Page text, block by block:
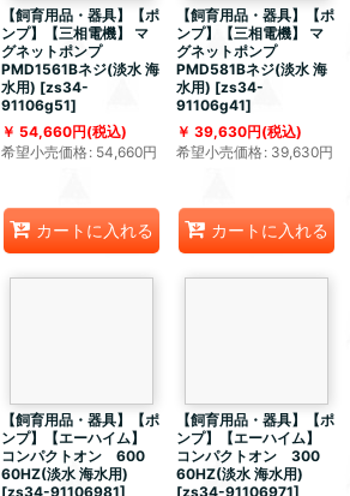
【飼育用品・器具】【ポ
ンプ】【三相電機】 マ
グネットポンプ
PMD1561Bネジ(淡水 海
水用) [zs34-
91106g51]
54,660円(税込)
希望小売価格: 54,660円
カートに入れる
【飼育用品・器具】【ポ
ンプ】【三相電機】 マ
グネットポンプ
PMD581Bネジ(淡水 海
水用) [zs34-
91106g41]
39,630円(税込)
希望小売価格: 39,630円
カートに入れる
【飼育用品・器具】【ポ
ンプ】【エーハイム】
コンパクトオン 600
60HZ(淡水 海水用)
[zs34-91106981]
【飼育用品・器具】【ポ
ンプ】【エーハイム】
コンパクトオン 300
60HZ(淡水 海水用)
[zs34-91106971]